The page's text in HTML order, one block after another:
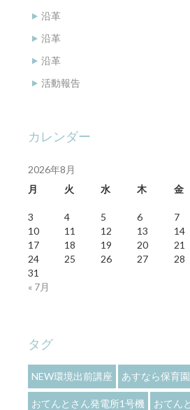
沿革
沿革
沿革
活動報告
カレンダー
2026年8月
月
火 水 木 金
« 7月
3
4 5 6 7
10
11 12 13 14
17
18 19 20 21
24
25 26 27 28
31
タグ
NEW環境出前講座 あすなら保育園
おてんとさん発電所1号機 おてん